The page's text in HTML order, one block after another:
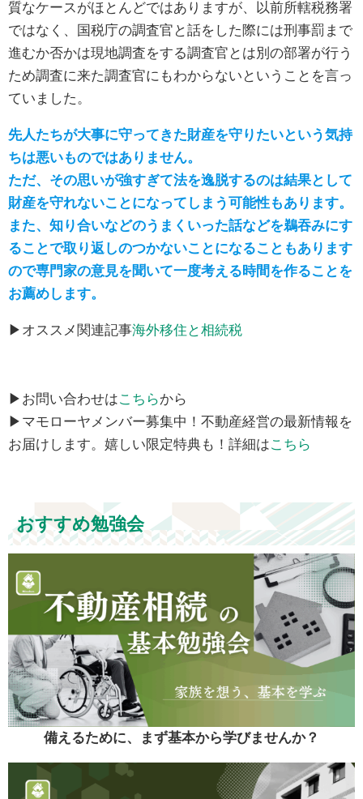
質なケースがほとんどではありますが、以前所轄税務署
ではなく、国税庁の調査官と話をした際には刑事罰まで
進むか否かは現地調査をする調査官とは別の部署が行う
ため調査に来た調査官にもわからないということを言っ
ていました。
先人たちが大事に守ってきた財産を守りたいという気持
ちは悪いものではありません。
ただ、その思いが強すぎて法を逸脱するのは結果として
財産を守れないことになってしまう可能性もあります。
また、知り合いなどのうまくいった話などを鵜吞みにす
ることで取り返しのつかないことになることもあります
ので専門家の意見を聞いて一度考える時間を作ることを
お薦めします。
▶オススメ関連記事海外移住と相続税
▶お問い合わせはこちらから
▶マモローヤメンバー募集中！不動産経営の最新情報を
お届けします。嬉しい限定特典も！詳細はこちら
おすすめ勉強会
備えるために、まず基本から学びませんか？